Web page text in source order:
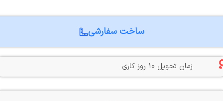
ساخت سفارشی
زمان تحویل 10 روز کاری